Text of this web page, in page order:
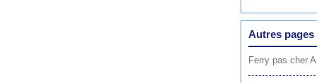
Autres pages
Ferry pas cher